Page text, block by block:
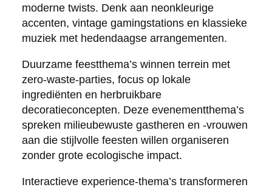
moderne twists. Denk aan neonkleurige
accenten, vintage gamingstations en klassieke
muziek met hedendaagse arrangementen.
Duurzame feestthema’s winnen terrein met
zero-waste-parties, focus op lokale
ingrediënten en herbruikbare
decoratieconcepten. Deze evenementthema’s
spreken milieubewuste gastheren en -vrouwen
aan die stijlvolle feesten willen organiseren
zonder grote ecologische impact.
Interactieve experience-thema’s transformeren